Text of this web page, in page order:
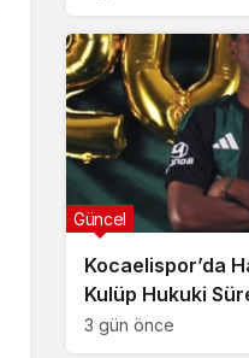
Kocaelispor’da
Kulüp Hukuki
3 gün önce
Güncel